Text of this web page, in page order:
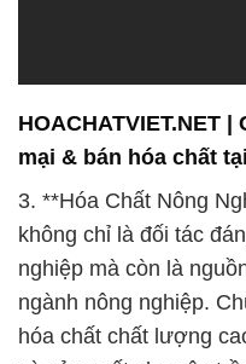
4. **Dịch Vụ Tư Vấn
tác chiến lược, hỗ trợ
hóa quá trình sử dụng
dịch vụ tư vấn chuyên
lựa các sản phẩm phù
của họ. Sự hiểu biết
dụng của từng loại hóa
những giải pháp tối